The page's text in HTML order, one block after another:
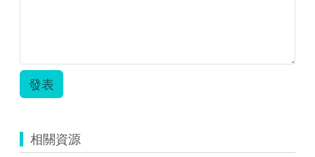
發表
相關資源